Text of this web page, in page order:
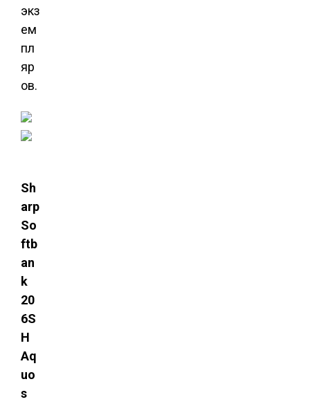
экз
ем
пл
яр
ов.
Sh
arp
So
ftb
an
k
20
6S
H
Aq
uo
s